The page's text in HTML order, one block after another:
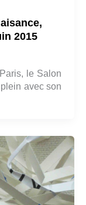
2015
le Salon
avec son